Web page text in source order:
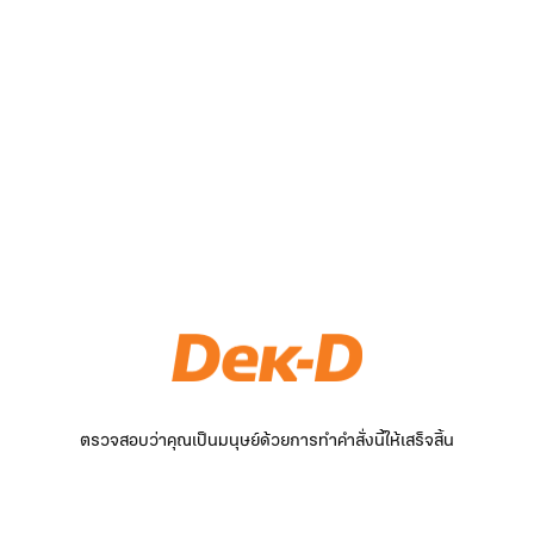
ตรวจสอบว่าคุณเป็นมนุษย์ด้วยการทำคำสั่งนี้ให้เสร็จสิ้น